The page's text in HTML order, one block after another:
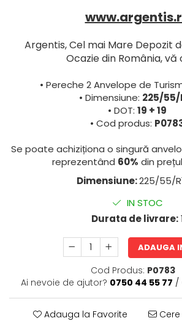
Argentis, Cel mai Mare Depozit
Ocazie din România, vă
• Pereche 2 Anvelope de
• Dimensiune: 225/55/
• DOT: 19 + 19
• Cod produs:
Se poate achiziționa o singură
reprezentând 60% din
Dimensiune:225/55/
IN STOC
Durata de livrare:1
ADAUGA
Cod Produs: P0783
Ai nevoie de ajutor? 0750 44 55 77 /
Adauga la Favorite Cere